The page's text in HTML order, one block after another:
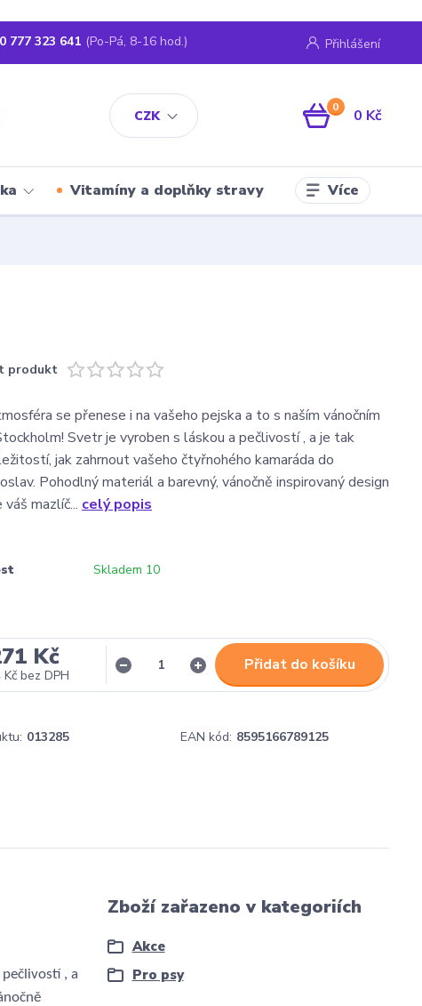
CZK
Přihlášení
777 323 641 (Po-Pá, 8-16 hod.)
0 0 Kč
Vitamíny a doplňky stravy Více
produkt
se přenese i na vašeho pejska a to s naším vánočním
Svetr je vyroben s láskou a pečlivostí , a je tak
jak zahrnout vašeho čtyřnohého kamaráda do
Pohodlný materiál a barevný, vánočně inspirovaný design
váš mazlíč... celý popis
Skladem 10
Kč
Kč bez DPH
Přidat do košíku
013285 EAN kód: 8595166789125
, a
Zboží zařazeno v kategoriích
Akce
Pro psy